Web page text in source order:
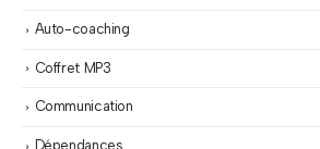
Auto-coaching
Coffret MP3
Communication
Dépendances